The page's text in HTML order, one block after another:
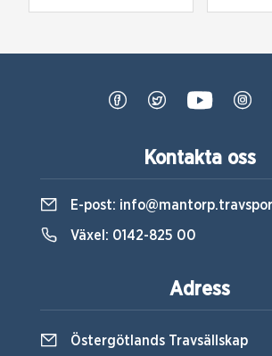
Kontakta oss
E-post:
Växel: 0142-825 00
Adress
Östergötlands Travsällskap